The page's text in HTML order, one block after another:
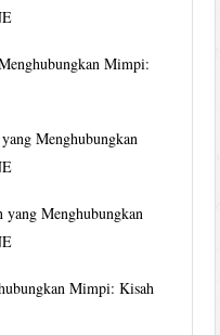
Mimpi:
Menghubungkan
Menghubungkan
Mimpi: Kisah